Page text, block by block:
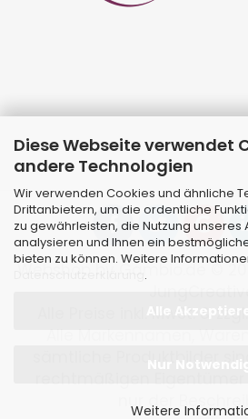
Diese Webseite verwendet
andere Technologien
Wir verwenden Cookies und ähnliche
Drittanbietern, um die ordentliche
zu gewährleisten, die Nutzung unseres
analysieren und Ihnen ein
bieten zu können. Weitere
.
Alle
Nur
Weitere
Webshopby Gambio.de ©
Alle Preise inkl. MwSt. &
sämtliche Produktbilder
nur der